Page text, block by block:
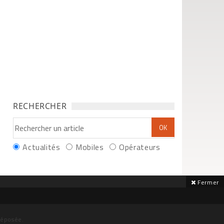
RECHERCHER
Actualités Mobiles Opérateurs
Fermer